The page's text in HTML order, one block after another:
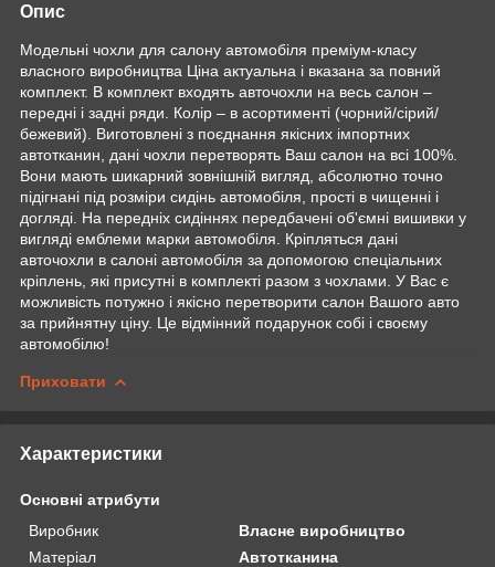
Опис
Модельні чохли для салону автомобіля преміум-класу
власного виробництва Ціна актуальна і вказана за повний
комплект. В комплект входять авточохли на весь салон –
передні і задні ряди. Колір – в асортименті (чорний/сірий/
бежевий). Виготовлені з поєднання якісних імпортних
автотканин, дані чохли перетворять Ваш салон на всі 100%.
Вони мають шикарний зовнішній вигляд, абсолютно точно
підігнані під розміри сидінь автомобіля, прості в чищенні і
догляді. На передніх сидіннях передбачені об'ємні вишивки у
вигляді емблеми марки автомобіля. Кріпляться дані
авточохли в салоні автомобіля за допомогою спеціальних
кріплень, які присутні в комплекті разом з чохлами. У Вас є
можливість потужно і якісно перетворити салон Вашого авто
за прийнятну ціну. Це відмінний подарунок собі і своєму
автомобілю!
Приховати
Характеристики
Основні атрибути
Виробник
Власне виробництво
Матеріал
Автотканина